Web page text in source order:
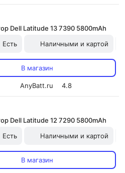
Dell Latitude 13 7390 5800mAh
Есть
Наличными и картой
В магазин
AnyBatt.ru 4.8
Dell Latitude 12 7290 5800mAh
Есть
Наличными и картой
В магазин